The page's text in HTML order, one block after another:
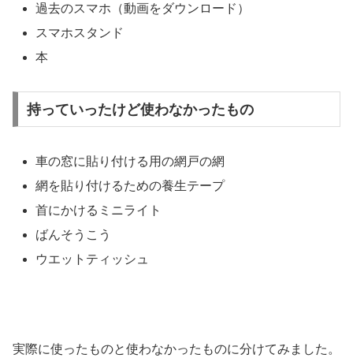
過去のスマホ（動画をダウンロード）
スマホスタンド
本
持っていったけど使わなかったもの
車の窓に貼り付ける用の網戸の網
網を貼り付けるための養生テープ
首にかけるミニライト
ばんそうこう
ウエットティッシュ
実際に使ったものと使わなかったものに分けてみました。